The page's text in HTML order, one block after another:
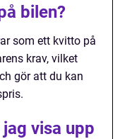
bilen?
som ett kvitto på
krav, vilket
gör att du kan
visa upp